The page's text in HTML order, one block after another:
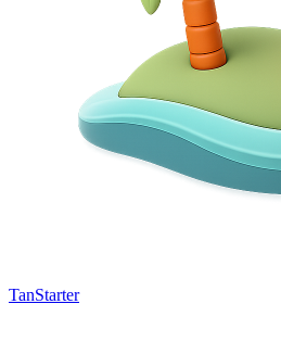
TanStarter